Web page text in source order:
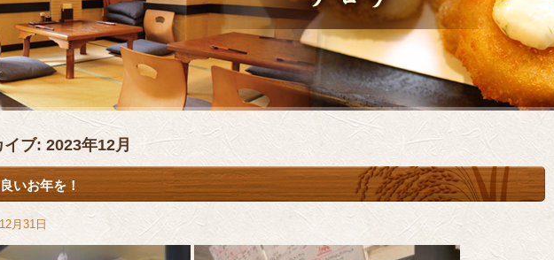
イブ: 2023年12月
いお年を！
月31日